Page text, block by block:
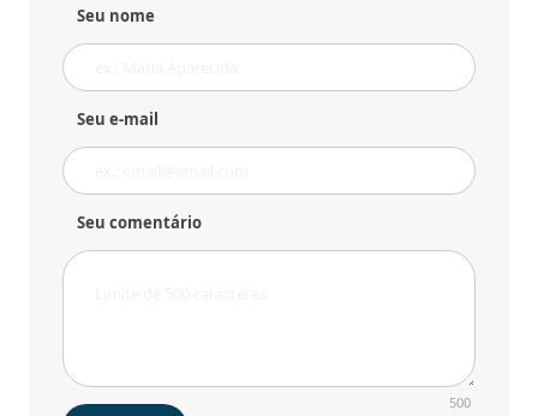
Seu nome
Seu e-mail
Seu comentário
500